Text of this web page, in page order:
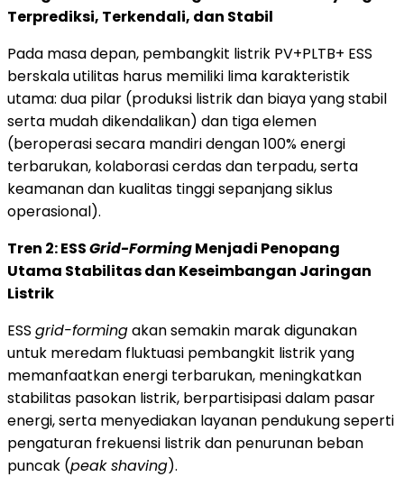
Terprediksi, Terkendali, dan Stabil
Pada masa depan, pembangkit listrik PV+PLTB+ ESS
berskala utilitas harus memiliki lima karakteristik
utama: dua pilar (produksi listrik dan biaya yang stabil
serta mudah dikendalikan) dan tiga elemen
(beroperasi secara mandiri dengan 100% energi
terbarukan, kolaborasi cerdas dan terpadu, serta
keamanan dan kualitas tinggi sepanjang siklus
operasional).
Tren 2: ESSGrid-FormingMenjadi Penopang
Utama Stabilitas dan Keseimbangan Jaringan
Listrik
ESS grid-formingakan semakin marak digunakan
untuk meredam fluktuasi pembangkit listrik yang
memanfaatkan energi terbarukan, meningkatkan
stabilitas pasokan listrik, berpartisipasi dalam pasar
energi, serta menyediakan layanan pendukung seperti
pengaturan frekuensi listrik dan penurunan beban
puncak (peak shaving).